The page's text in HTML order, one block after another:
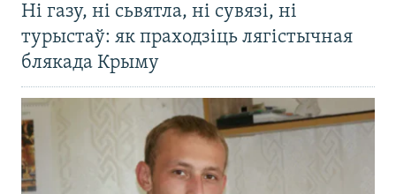
Ні газу, ні сьвятла, ні сувязі, ні
турыстаў: як праходзіць лягістычная
блякада Крыму